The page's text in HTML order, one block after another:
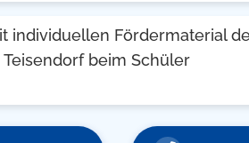
individuellen Fördermaterial
beim Schüler